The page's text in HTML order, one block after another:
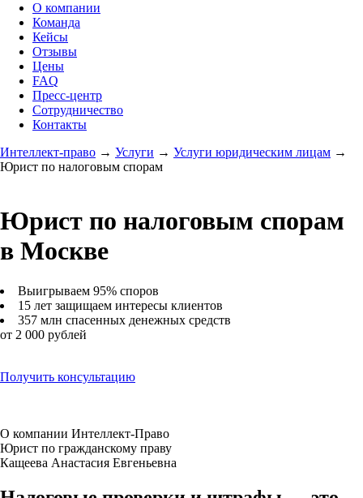
О компании
Команда
Кейсы
Отзывы
Цены
FAQ
Пресс-центр
Сотрудничество
Контакты
Интеллект-право → Услуги → Услуги юридическим лицам →
Юрист по налоговым спорам
Юрист по налоговым спорам
в Москве
Выигрываем 95% споров
15 лет защищаем интересы клиентов
357 млн спасенных денежных средств
от 2 000 рублей
Получить консультацию
О компании Интеллект-Право
Юрист по гражданскому праву
Кащеева Анастасия Евгеньевна